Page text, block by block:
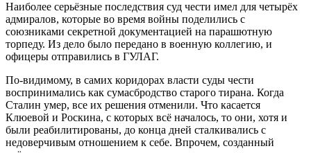
Наиболее серьёзные последствия суд чести имел для четырёх
адмиралов, которые во время войны поделились с
союзниками секретной документацией на парашютную
торпеду. Из дело было передано в военную коллегию, и
офицеры отправились в ГУЛАГ.
По-видимому, в самих коридорах власти суды чести
воспринимались как сумасбродство старого тирана. Когда
Сталин умер, все их решения отменили. Что касается
Клюевой и Роскина, с которых всё началось, то они, хотя и
были реабилитированы, до конца дней сталкивались с
недоверчивым отношением к себе. Впрочем, созданный